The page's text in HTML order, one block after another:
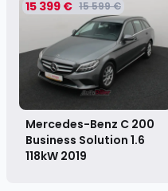
15 399 € 15 599 €
Mercedes-Benz C 200
Business Solution 1.6
118kW 2019